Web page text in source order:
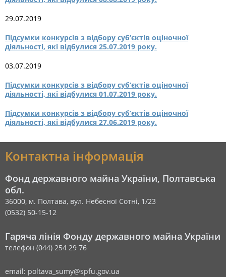
29.07.2019
Підсумки конкурсів з відбору суб’єктів оціночної
діяльності, які відбулися 25.07.2019 року.
03.07.2019
Підсумки конкурсів з відбору суб’єктів оціночної
діяльності, які відбулися 01.07.2019 року.
Підсумки конкурсів з відбору суб’єктів оціночної
діяльності, які відбулися 27.06.2019 року.
Контактна інформація
Фонд державного майна України, Полтавська
обл.
36000, м. Полтава, вул. Небесної Сотні, 1/23
(0532) 50-15-12
Гаряча лінія Фонду державного майна України
телефон (044) 254 29 76
email: poltava_sumy@spfu.gov.ua